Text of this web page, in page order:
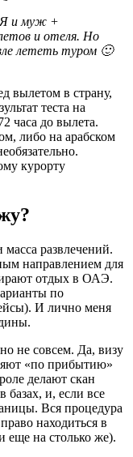
Я и муж +
и отеля. Но
лететь туром 🙂
вылетом в страну,
теста на
часа до вылета.
либо на арабском
курорту
развлечений.
направлением для
отдых в ОАЭ.
по
И лично меня
не совсем. Да, визу
«по прибытию»
делают скан
базах, и, если все
Вся процедура
находиться в
еще на столько же).